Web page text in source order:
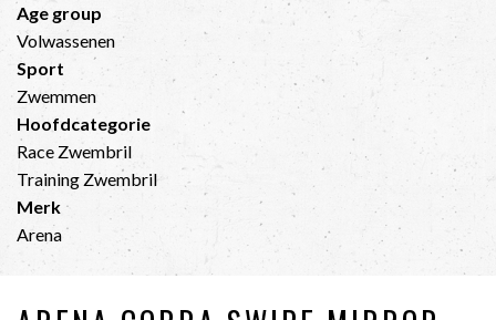
Age group
Volwassenen
Sport
Zwemmen
Hoofdcategorie
Race Zwembril
Training Zwembril
Merk
Arena